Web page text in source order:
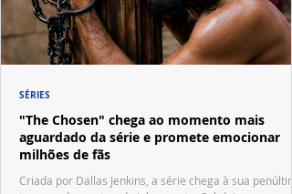
"The Chosen" chega ao momento mais
aguardado da série e promete emocionar
milhões de fãs
Criada por Dallas Jenkins, a série chega à sua
SÉRIES